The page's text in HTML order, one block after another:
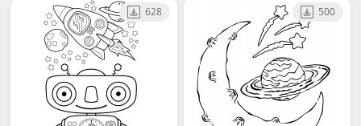
628 500